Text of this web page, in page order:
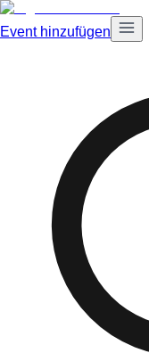
Event hinzufügen